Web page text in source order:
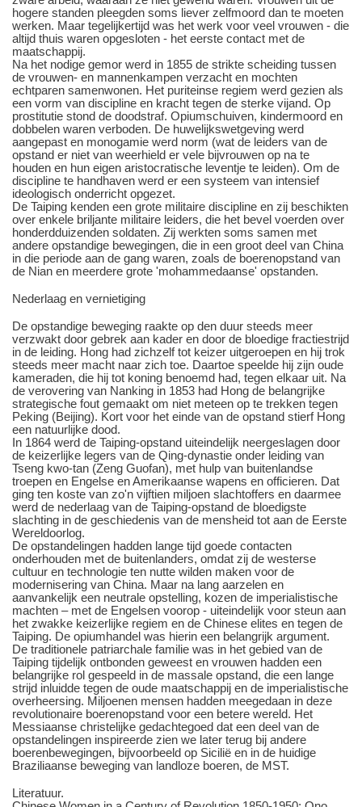
hogere standen pleegden soms liever zelfmoord dan te moeten
werken. Maar tegelijkertijd was het werk voor veel vrouwen - die
altijd thuis waren opgesloten - het eerste contact met de
maatschappij.
Na het nodige gemor werd in 1855 de strikte scheiding tussen
de vrouwen- en mannenkampen verzacht en mochten
echtparen samenwonen. Het puriteinse regiem werd gezien als
een vorm van discipline en kracht tegen de sterke vijand. Op
prostitutie stond de doodstraf. Opiumschuiven, kindermoord en
dobbelen waren verboden. De huwelijkswetgeving werd
aangepast en monogamie werd norm (wat de leiders van de
opstand er niet van weerhield er vele bijvrouwen op na te
houden en hun eigen aristocratische leventje te leiden). Om de
discipline te handhaven werd er een systeem van intensief
ideologisch onderricht opgezet.
De Taiping kenden een grote militaire discipline en zij beschikten
over enkele briljante militaire leiders, die het bevel voerden over
honderdduizenden soldaten. Zij werkten soms samen met
andere opstandige bewegingen, die in een groot deel van China
in die periode aan de gang waren, zoals de boerenopstand van
de Nian en meerdere grote 'mohammedaanse' opstanden.
Nederlaag en vernietiging
De opstandige beweging raakte op den duur steeds meer
verzwakt door gebrek aan kader en door de bloedige fractiestrijd
in de leiding. Hong had zichzelf tot keizer uitgeroepen en hij trok
steeds meer macht naar zich toe. Daartoe speelde hij zijn oude
kameraden, die hij tot koning benoemd had, tegen elkaar uit. Na
de verovering van Nanking in 1853 had Hong de belangrijke
strategische fout gemaakt om niet meteen op te trekken tegen
Peking (Beijing). Kort voor het einde van de opstand stierf Hong
een natuurlijke dood.
In 1864 werd de Taiping-opstand uiteindelijk neergeslagen door
de keizerlijke legers van de Qing-dynastie onder leiding van
Tseng kwo-tan (Zeng Guofan), met hulp van buitenlandse
troepen en Engelse en Amerikaanse wapens en officieren. Dat
ging ten koste van zo'n vijftien miljoen slachtoffers en daarmee
werd de nederlaag van de Taiping-opstand de bloedigste
slachting in de geschiedenis van de mensheid tot aan de Eerste
Wereldoorlog.
De opstandelingen hadden lange tijd goede contacten
onderhouden met de buitenlanders, omdat zij de westerse
cultuur en technologie ten nutte wilden maken voor de
modernisering van China. Maar na lang aarzelen en
aanvankelijk een neutrale opstelling, kozen de imperialistische
machten – met de Engelsen voorop - uiteindelijk voor steun aan
het zwakke keizerlijke regiem en de Chinese elites en tegen de
Taiping. De opiumhandel was hierin een belangrijk argument.
De traditionele patriarchale familie was in het gebied van de
Taiping tijdelijk ontbonden geweest en vrouwen hadden een
belangrijke rol gespeeld in de massale opstand, die een lange
strijd inluidde tegen de oude maatschappij en de imperialistische
overheersing. Miljoenen mensen hadden meegedaan in deze
revolutionaire boerenopstand voor een betere wereld. Het
Messiaanse christelijke gedachtegoed dat een deel van de
opstandelingen inspireerde zien we later terug bij andere
boerenbewegingen, bijvoorbeeld op Sicilië en in de huidige
Braziliaanse beweging van landloze boeren, de MST.
Literatuur.